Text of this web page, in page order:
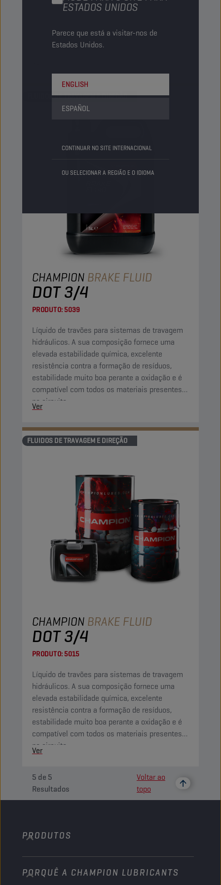
ESTADOS UNIDOS
Parece que está a visitar-nos de
Estados Unidos.
ENGLISH
ESPAÑOL
CONTINUAR NO SITE INTERNACIONAL
OU SELECIONAR A REGIÃO E O IDIOMA
em sistemas de embraiagem e travões
ABS, com um desempenho excecional a
temperaturas muito baixas.
FLUIDOS DE TRAVAGEM E DIREÇÃO
CHAMPION BRAKE FLUID
DOT 3/4
PRODUTO:5039
Líquido de travões para sistemas de travagem
hidráulicos. A sua composição fornece uma
elevada estabilidade química, excelente
resistência contra a formação de resíduos,
estabilidade muito boa perante a oxidação e é
compatível com todos os materiais presentes
no circuito.
Ver
FLUIDOS DE TRAVAGEM E DIREÇÃO
CHAMPION BRAKE FLUID
DOT 3/4
PRODUTO:5015
Líquido de travões para sistemas de travagem
hidráulicos. A sua composição fornece uma
elevada estabilidade química, excelente
resistência contra a formação de resíduos,
estabilidade muito boa perante a oxidação e é
compatível com todos os materiais presentes
no circuito.
Ver
5 de 5
Resultados
Voltar ao
topo
PRODUTOS
Automóveis de passageiros
PORQUÊ A CHAMPION LUBRICANTS